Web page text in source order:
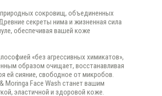
сокровищ, объединенных
секреты нима и жизненная сила
обеспечивая вашей коже
«без агрессивных химикатов»,
образом очищает, восстанавливая
ей сияние, свободное от микробов.
Moringa Face Wash станет вашим
эластичной и здоровой коже.